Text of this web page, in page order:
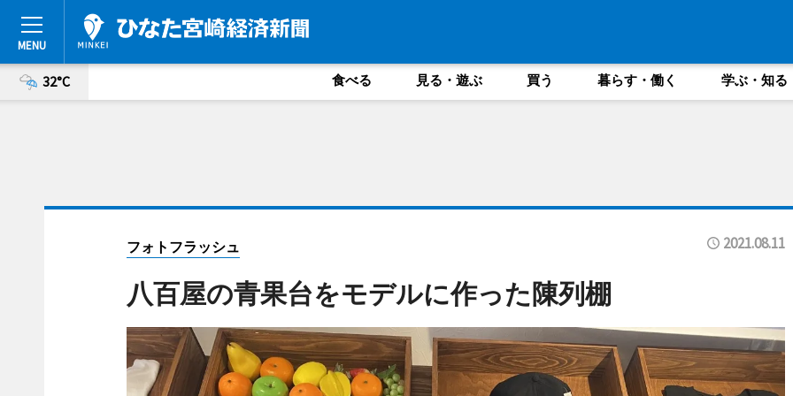
32°C 食べる 見る・遊ぶ 買う 暮らす・働く 学ぶ・知る
フォトフラッシュ 2021.08.11
八百屋の青果台をモデルに作った陳列棚